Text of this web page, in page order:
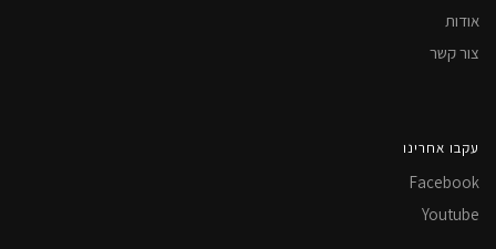
אודות
צור קשר
עקבו אחרינו
Facebook
Youtube